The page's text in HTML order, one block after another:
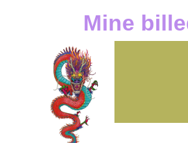
Mine